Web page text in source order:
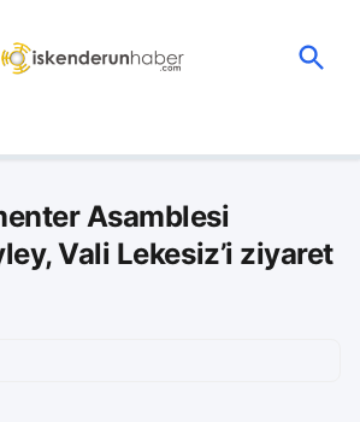
Asamblesi
Vali Lekesiz’i ziyaret